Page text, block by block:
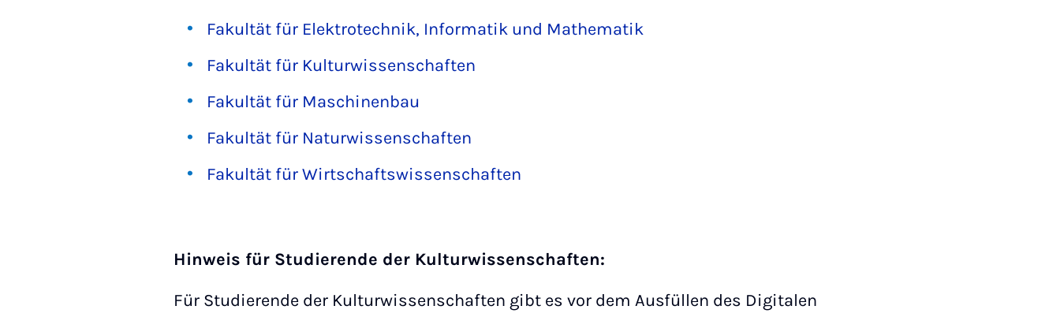
Fakultät für Elektrotechnik, Informatik und Mathematik
Fakultät für Kulturwissenschaften
Fakultät für Maschinenbau
Fakultät für Naturwissenschaften
Fakultät für Wirtschaftswissenschaften
Hinweis für Studierende der Kulturwissenschaften:
Für Studierende der Kulturwissenschaften gibt es vor dem Ausfüllen des Digitalen